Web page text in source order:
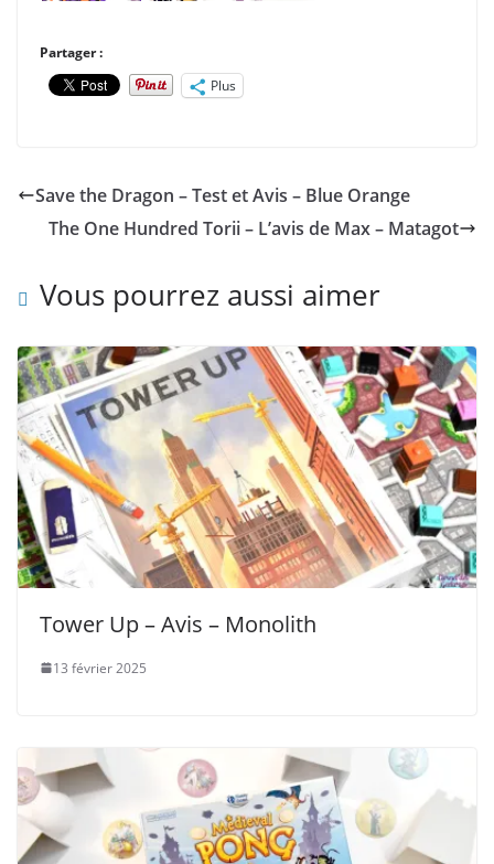
Partager :
Plus
Save the Dragon – Test et Avis – Blue Orange
The One Hundred Torii – L’avis de Max – Matagot
Vous pourrez aussi aimer
Tower Up – Avis – Monolith
13 février 2025